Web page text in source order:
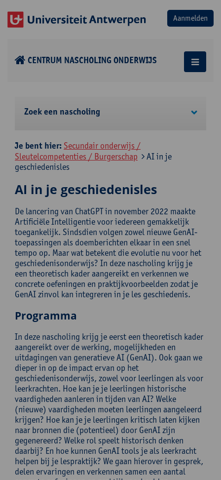
CENTRUM NASCHOLING ONDERWIJS
Zoek een nascholing
Je bent hier: Secundair onderwijs /
Sleutelcompetenties / Burgerschap
AI in je
geschiedenisles
AI in je geschiedenisles
De lancering van ChatGPT in november 2022 maakte
Artificiële Intelligentie voor iedereen gemakkelijk
toegankelijk. Sindsdien volgen zowel nieuwe GenAI-
toepassingen als doemberichten elkaar in een snel
tempo op. Maar wat betekent die evolutie nu voor het
geschiedenisonderwijs? In deze nascholing krijg je
een theoretisch kader aangereikt en verkennen we
concrete oefeningen en praktijkvoorbeelden zodat je
GenAI zinvol kan integreren in je les geschiedenis.
Programma
In deze nascholing krijg je eerst een theoretisch kader
aangereikt over de werking, mogelijkheden en
uitdagingen van generatieve AI (GenAI). Ook gaan we
dieper in op de impact ervan op het
geschiedenisonderwijs, zowel voor leerlingen als voor
leerkrachten. Hoe kan je je leerlingen historische
vaardigheden aanleren in tijden van AI? Welke
(nieuwe) vaardigheden moeten leerlingen aangeleerd
krijgen? Hoe kan je je leerlingen kritisch laten kijken
naar bronnen die (potentieel) door GenAI zijn
gegenereerd? Welke rol speelt historisch denken
daarbij? En hoe kunnen GenAI tools je als leerkracht
helpen bij je lespraktijk? We gaan hierover in gesprek,
delen ervaringen en verkennen samen een aantal